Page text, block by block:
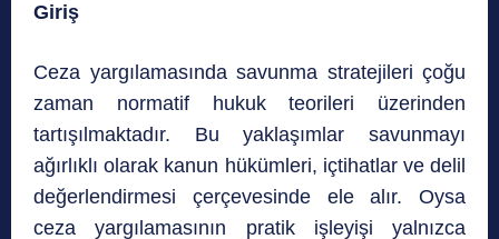
Giriş
Ceza yargılamasında savunma stratejileri çoğu
zaman normatif hukuk teorileri üzerinden
tartışılmaktadır. Bu yaklaşımlar savunmayı
ağırlıklı olarak kanun hükümleri, içtihatlar ve delil
değerlendirmesi çerçevesinde ele alır. Oysa
ceza yargılamasının pratik işleyişi yalnızca